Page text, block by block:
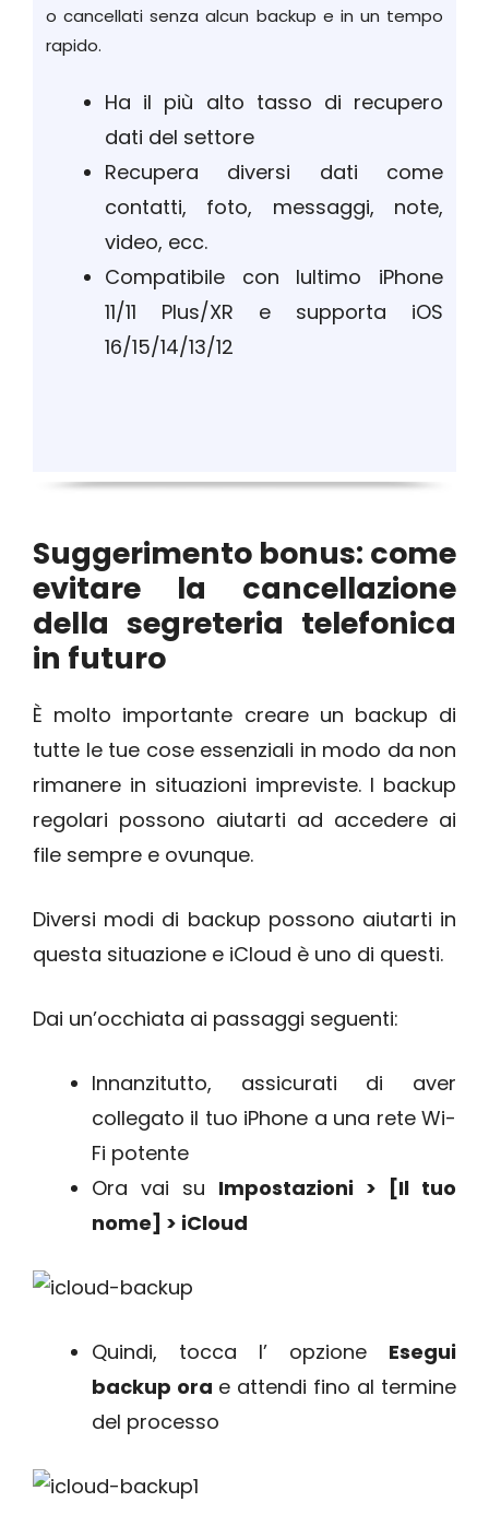
o cancellati senza alcun backup e in un tempo
rapido.
Ha il più alto tasso di recupero
dati del settore
Recupera diversi dati come
contatti, foto, messaggi, note,
video, ecc.
Compatibile con lultimo iPhone
11/11 Plus/XR e supporta iOS
16/15/14/13/12
Suggerimento bonus: come
evitare la cancellazione
della segreteria telefonica
in futuro
È molto importante creare un backup di
tutte le tue cose essenziali in modo da non
rimanere in situazioni impreviste. I backup
regolari possono aiutarti ad accedere ai
file sempre e ovunque.
Diversi modi di backup possono aiutarti in
questa situazione e iCloud è uno di questi.
Dai un’occhiata ai passaggi seguenti:
Innanzitutto, assicurati di aver
collegato il tuo iPhone a una rete Wi-
Fi potente
Ora vai su Impostazioni > [Il tuo
nome] > iCloud
Quindi, tocca l’ opzione Esegui
backup ora e attendi fino al termine
del processo